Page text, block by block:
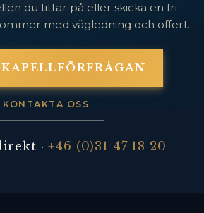
du tittar på eller skicka en fri
med vägledning och offert.
KONTAKTA OSS
·+46 (0)31 47 18 20